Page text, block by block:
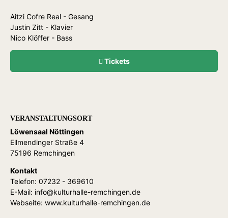
Aitzi Cofre Real - Gesang
Justin Zitt - Klavier
Nico Klöffer - Bass
Tickets
VERANSTALTUNGSORT
Löwensaal Nöttingen
Ellmendinger Straße 4
75196 Remchingen
Kontakt
Telefon: 07232 - 369610
E-Mail: info@kulturhalle-remchingen.de
Webseite: www.kulturhalle-remchingen.de